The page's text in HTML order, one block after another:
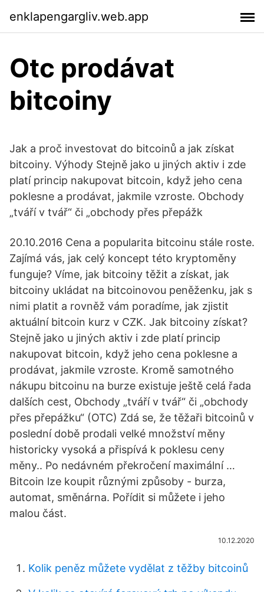
enklapengargliv.web.app
Otc prodávat
bitcoiny
Jak a proč investovat do bitcoinů a jak získat
bitcoiny. Výhody Stejně jako u jiných aktiv i zde
platí princip nakupovat bitcoin, když jeho cena
poklesne a prodávat, jakmile vzroste. Obchody
„tváří v tvář“ či „obchody přes přepážk
20.10.2016 Cena a popularita bitcoinu stále roste.
Zajímá vás, jak celý koncept této kryptoměny
funguje? Víme, jak bitcoiny těžit a získat, jak
bitcoiny ukládat na bitcoinovou peněženku, jak s
nimi platit a rovněž vám poradíme, jak zjistit
aktuální bitcoin kurz v CZK. Jak bitcoiny získat?
Stejně jako u jiných aktiv i zde platí princip
nakupovat bitcoin, když jeho cena poklesne a
prodávat, jakmile vzroste. Kromě samotného
nákupu bitcoinu na burze existuje ještě celá řada
dalších cest, Obchody „tváří v tvář“ či „obchody
přes přepážku“ (OTC) Zdá se, že těžaři bitcoinů v
poslední době prodali velké množství měny
historicky vysoká a přispívá k poklesu ceny
měny.. Po nedávném překročení maximální …
Bitcoin lze koupit různými způsoby - burza,
automat, směnárna. Pořídit si můžete i jeho
malou část.
10.12.2020
Kolik peněz můžete vydělat z těžby bitcoinů